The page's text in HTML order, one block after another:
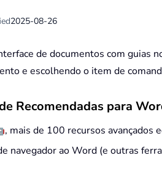
2025-08-26
de documentos com guias
e escolhendo o item de
Recomendadas para
, mais de 100 recursos avançados
navegador ao Word (e outras